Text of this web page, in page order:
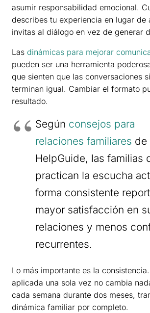
asumir responsabilidad emocional.
describes tu experiencia en lugar de
invitas al diálogo en vez de generar
Las dinámicas para mejorar
pueden ser una herramienta
que sienten que las conversaciones
terminan igual. Cambiar el formato
resultado.
Según consejos para
relaciones familiares de
HelpGuide, las familias
practican la escucha
forma consistente
mayor satisfacción en
relaciones y menos
recurrentes.
Lo más importante es la
aplicada una sola vez no cambia
cada semana durante dos meses,
dinámica familiar por completo.